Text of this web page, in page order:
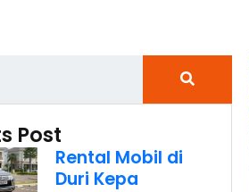
Post
Rental Mobil di
Duri Kepa